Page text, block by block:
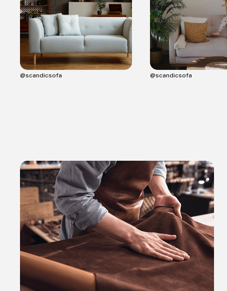
@scandicsofa @scandicsofa